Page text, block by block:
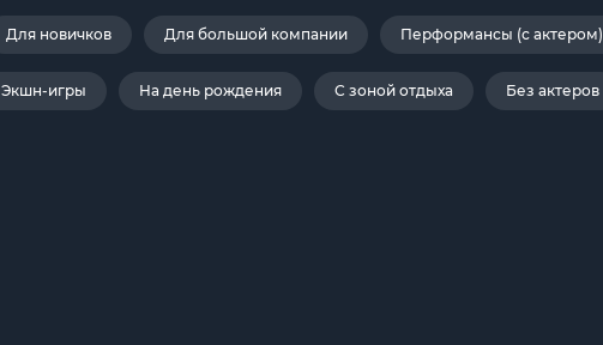
Для новичков Для большой компании Перформансы (с актером)
Экшн-игры На день рождения С зоной отдыха Без актеров